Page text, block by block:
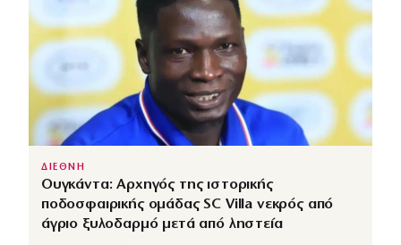
ΔΙΕΘΝΗ
Ουγκάντα: Αρχηγός της ιστορικής
ποδοσφαιρικής ομάδας SC Villa νεκρός από
άγριο ξυλοδαρμό μετά από ληστεία